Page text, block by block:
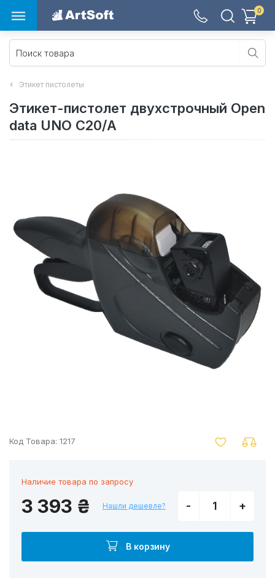
0
Этикет пистолеты
Этикет-пистолет двухстрочный Open
data UNO С20/A
Код Товара: 1217
Наличие товара по запросу
3 393 ₴ Нашли дешевле? - +
В корзину